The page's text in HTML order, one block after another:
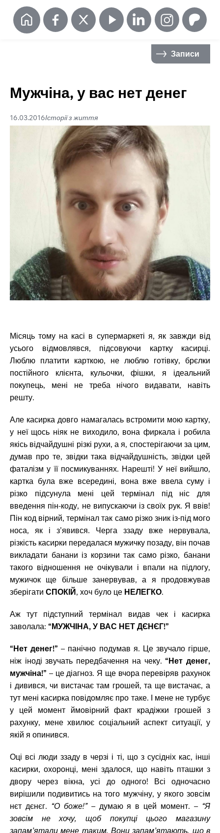
Записи
Мужчіна, у вас нет денег
16.03.2016Історії з життя
Місяць тому на касі в супермаркеті я, як завжди від
усього відмовлявся, підсовуючи картку касирці.
Люблю платити карткою, не люблю готівку, брєлки
постійного клієнта, кульочки, фішки, я ідеальний
покупець, мені не треба нічого видавати, навіть
решту.
Але касирка довго намагалась встромити мою картку,
у неї щось ніяк не виходило, вона фиркала і робила
якісь відчайдушні різкі рухи, а я, спостерігаючи за цим,
думав про те, звідки така відчайдушність, звідки цей
фаталізм у її посмикуваннях. Нарешті! У неї вийшло,
картка була вже всередині, вона вже ввела суму і
різко підсунула мені цей термінал під ніс для
введення пін-коду, не випускаючи із своїх рук. Я ввів!
Пін код вірний, термінал так само різко зник із-під мого
носа, як і з’явився. Черга ззаду вже нервувала,
різкість касирки передалася мужичку позаду, він почав
викладати банани із корзини так само різко, банани
такого відношення не очікували і впали на підлогу,
мужичок ще більше занервував, а я продовжував
зберігати СПОКІЙ, хоч було це НЕЛЕГКО.
Аж тут підступний термінал видав чек і касирка
заволала: “МУЖЧІНА, У ВАС НЕТ ДЄНЄГ!”
“Нет денег!” – панічно подумав я. Це звучало гірше,
ніж іноді звучать передбачення на чеку.“Нет денег,
мужчіна!” – це діагноз. Я ще вчора перевіряв рахунок
і дивився, чи вистачає там грошей, та ще вистачає, а
тут мені касирка повідомляє про таке. І мене не турбує
у цей момент ймовірний факт крадіжки грошей з
рахунку, мене хвилює соціальний аспект ситуації, у
якій я опинився.
Оці всі люди ззаду в черзі і ті, що з сусідніх кас, інші
касирки, охоронці, мені здалося, що навіть пташки з
двору через вікна, усі до одного! Всі одночасно
вирішили подивитись на того мужчіну, у якого зовсім
нєт дєнєг. “О боже!” – думаю я в цей момент. – “Я
зовсім не хочу, щоб покупці цього магазину
запам’ятали мене таким. Вони запам’ятають, що в